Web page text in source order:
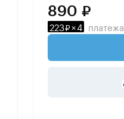
890
223 ×4 платежа